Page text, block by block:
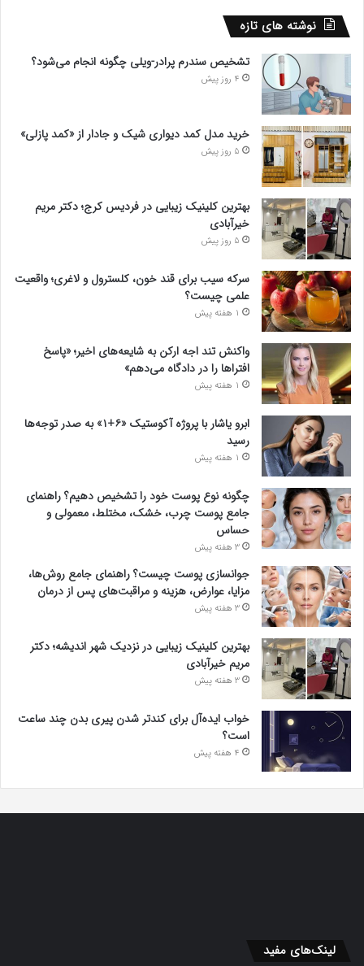
نوشته های تازه
تشخیص سندرم پرادر-ویلی چگونه انجام می‌شود؟
4 روز پیش
خرید مدل کمد دیواری شیک و جادار از «کمد پازلی»
5 روز پیش
بهترین کلینیک زیبایی در فردیس کرج؛ دکتر مریم
خیرآبادی
5 روز پیش
سرکه سیب برای قند خون، کلسترول و لاغری؛ واقعیت
علمی چیست؟
1 هفته پیش
واکنش تند اجه ارکن به شایعه‌های اخیر؛ «پاسخ
افتراها را در دادگاه می‌دهم»
1 هفته پیش
ابرو یاشار با پروژه آکوستیک «۶+۱» به صدر توجه‌ها
رسید
1 هفته پیش
چگونه نوع پوست خود را تشخیص دهیم؟ راهنمای
جامع پوست چرب، خشک، مختلط، معمولی و
حساس
3 هفته پیش
جوانسازی پوست چیست؟ راهنمای جامع روش‌ها،
مزایا، عوارض، هزینه و مراقبت‌های پس از درمان
3 هفته پیش
بهترین کلینیک زیبایی در نزدیک شهر اندیشه؛ دکتر
مریم خیرآبادی
3 هفته پیش
خواب ایده‌آل برای کندتر شدن پیری بدن چند ساعت
است؟
4 هفته پیش
لینک‌های مفید